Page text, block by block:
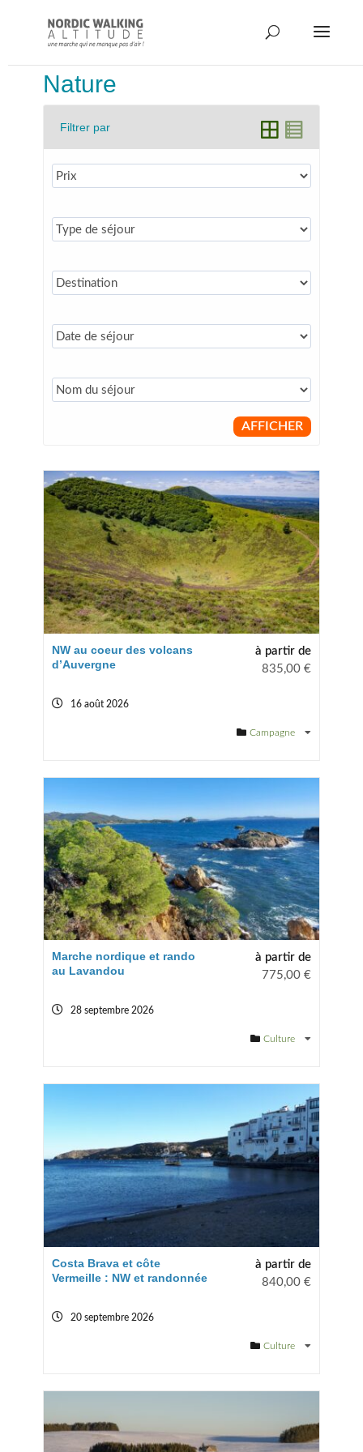
Nature
Filtrer par
AFFICHER
NW au coeur des volcans
d’Auvergne
à partir de
835,00 €
16 août 2026
Campagne
Marche nordique et rando
au Lavandou
à partir de
775,00 €
28 septembre 2026
Culture
Costa Brava et côte
Vermeille : NW et randonnée
à partir de
840,00 €
20 septembre 2026
Culture